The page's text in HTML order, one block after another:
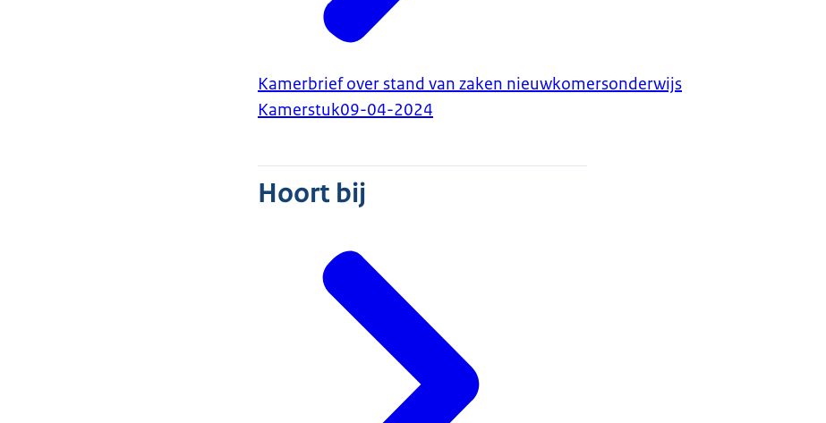
Kamerbrief over stand van zaken nieuwkomersonderwijs
Kamerstuk09-04-2024
Hoort bij